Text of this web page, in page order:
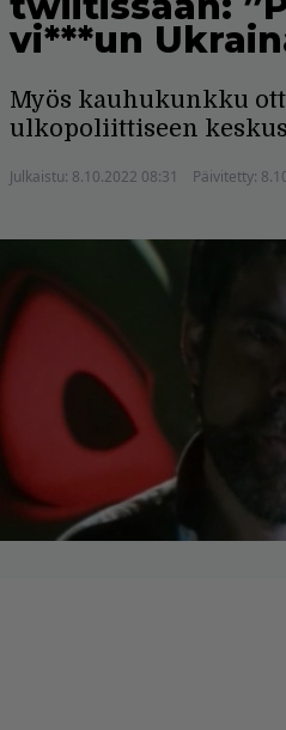
vi***un
Myös kauhukunkku
ulkopoliittiseen
Julkaistu: 8.10.2022 08:31 Päivitetty: